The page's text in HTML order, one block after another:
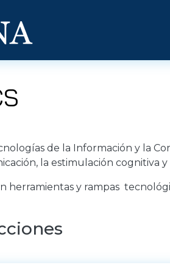
de la Información y la
la estimulación cognitiva
herramientas y rampas